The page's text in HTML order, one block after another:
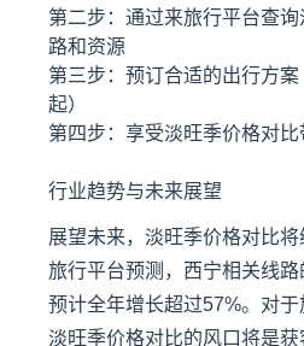
第二步：通过来旅行平台查
路和资源
第三步：预订合适的出行方
起）
第四步：享受淡旺季价格对
行业趋势与未来展望
展望未来，淡旺季价格对比
旅行平台预测，西宁相关线路
预计全年增长超过57%。对
淡旺季价格对比的风口将是获